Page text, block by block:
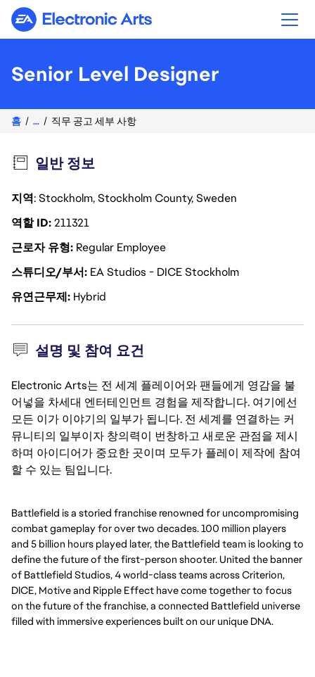
Electronic Arts
Senior Level Designer
홈 ... 직무 공고 세부 사항
일반 정보
지역: Stockholm, Stockholm County, Sweden
역할 ID211321
근로자 유형 Regular Employee
스튜디오/부서 EA Studios - DICE Stockholm
유연근무제 Hybrid
설명 및 참여 요건
Electronic Arts는 전 세계 플레이어와 팬들에게 영감을 불
어넣을 차세대 엔터테인먼트 경험을 제작합니다. 여기에선
모든 이가 이야기의 일부가 됩니다. 전 세계를 연결하는 커
뮤니티의 일부이자 창의력이 번창하고 새로운 관점을 제시
하며 아이디어가 중요한 곳이며 모두가 플레이 제작에 참여
할 수 있는 팀입니다.
Battlefield is a storied franchise renowned for uncompromising
combat gameplay for over two decades. 100 million players
and 5 billion hours played later, the Battlefield team is looking to
define the future of the first-person shooter. United the banner
of Battlefield Studios, 4 world-class teams across Criterion,
DICE, Motive and Ripple Effect have come together to focus
on the future of the franchise, a connected Battlefield universe
filled with immersive experiences built on our unique DNA.